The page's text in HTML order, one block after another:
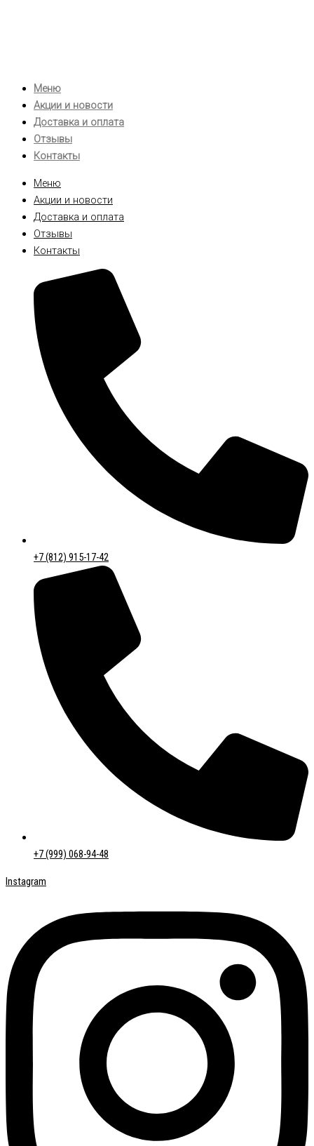
Меню
Акции и новости
Доставка и оплата
Отзывы
Контакты
Меню
Акции и новости
Доставка и оплата
Отзывы
Контакты
+7 (812) 915-17-42
+7 (999) 068-94-48
Instagram